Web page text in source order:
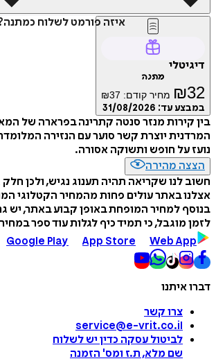
איזה פורמט לשלוח
דיגיטלי
מתנה
₪32 מחיר קודם: ₪37
במבצע עד: 31/08/2026
המרדנית יוצרת קשר סוער עם הנזירה
נועז על חופש ותשוקה אסורה.
הצצה מהירה
חשוב לנו שקריאה תהיה תענוג נגיש, ולכן
אצלנו באתר עולים פחות מהמחיר הקטלוגי
בנוסף למחיר המופחת באופן קבוע באתר, יש
לזמן מוגבל, כי תמיד כיף לגלות עוד ספר
Google Play
App Store Web App
דברו איתנו
צרו קשר
service@e-vrit.co.il
לביטול עסקה כדין יש לשלוח
שם מלא, ת.ז ומס' הזמנה